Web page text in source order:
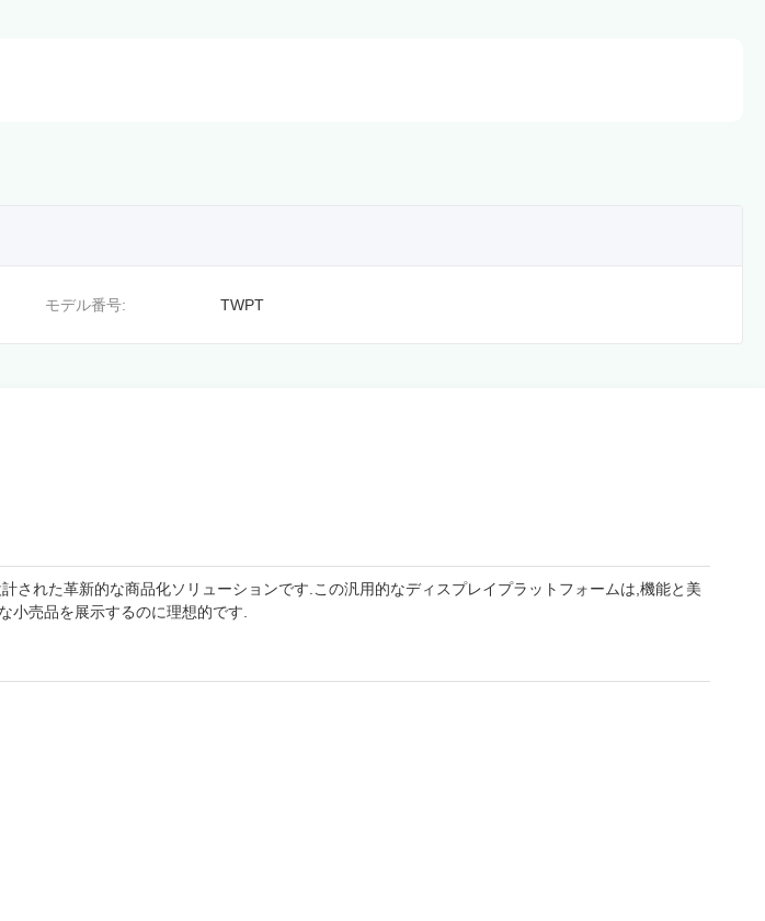
モデル番号: TWPT
れた革新的な商品化ソリューションです.この汎用的なディスプレイプラットフォームは,機能と美
小売品を展示するのに理想的です.